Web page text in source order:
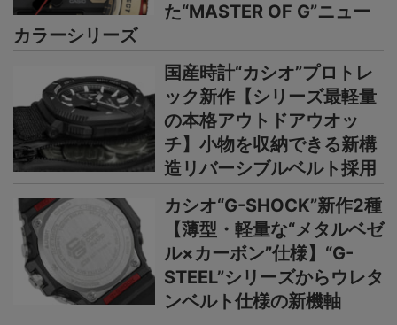
た“MASTER OF G”ニュー
カラーシリーズ
国産時計“カシオ”プロトレ
ック新作【シリーズ最軽量
の本格アウトドアウオッ
チ】小物を収納できる新構
造リバーシブルベルト採用
カシオ“G-SHOCK”新作2種
【薄型・軽量な“メタルベゼ
ル×カーボン”仕様】“G-
STEEL”シリーズからウレタ
ンベルト仕様の新機軸